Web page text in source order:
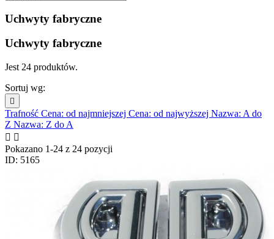
Uchwyty fabryczne
Uchwyty fabryczne
Jest 24 produktów.
Sortuj wg:

Trafność Cena: od najmniejszej Cena: od najwyższej Nazwa: A do
Z Nazwa: Z do A
 
Pokazano 1-24 z 24 pozycji
ID: 5165